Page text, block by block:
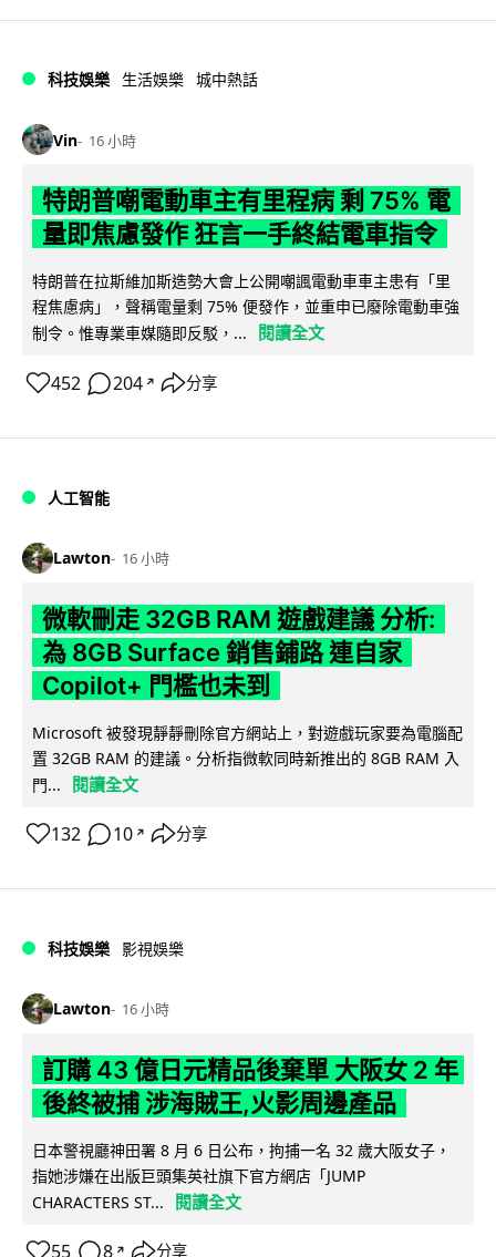
科技娛樂 生活娛樂 城中熱話
Vin 16 小時
特朗普嘲電動車主有里程病 剩 75% 電
量即焦慮發作 狂言一手終結電車指令
特朗普在拉斯維加斯造勢大會上公開嘲諷電動車車主患有「里
程焦慮病」，聲稱電量剩 75% 便發作，並重申已廢除電動車強
制令。惟專業車媒隨即反駁，...
閱讀全文
452 204 ↗ 分享
人工智能
Lawton 16 小時
微軟刪走 32GB RAM 遊戲建議 分析:
為 8GB Surface 銷售鋪路 連自家
Copilot+ 門檻也未到
Microsoft 被發現靜靜刪除官方網站上，對遊戲玩家要為電腦配
置 32GB RAM 的建議。分析指微軟同時新推出的 8GB RAM 入
門...
閱讀全文
132 10 ↗ 分享
科技娛樂 影視娛樂
Lawton 16 小時
訂購 43 億日元精品後棄單 大阪女 2 年
後終被捕 涉海賊王,火影周邊產品
日本警視廳神田署 8 月 6 日公布，拘捕一名 32 歲大阪女子，
指她涉嫌在出版巨頭集英社旗下官方網店「JUMP
CHARACTERS ST...
閱讀全文
55 8 ↗ 分享